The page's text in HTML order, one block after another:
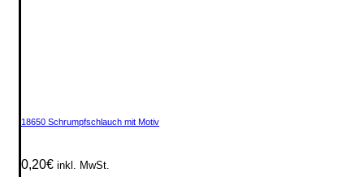
18650 Schrumpfschlauch mit Motiv
0,20€ inkl. MwSt.